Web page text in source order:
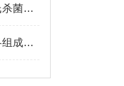
选择合适需求的酱菜巴氏杀菌机可确保有效的杀菌和保护
袋装食品巴氏杀菌机的各组成结构原理分享